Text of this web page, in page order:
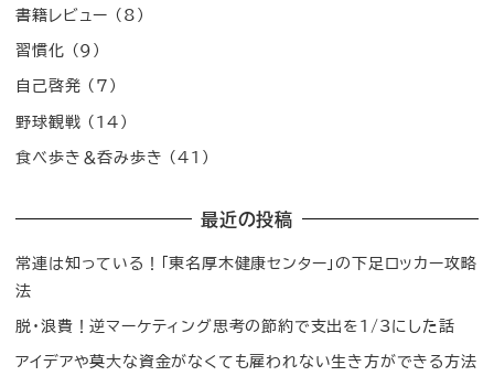
書籍レビュー (8)
習慣化 (9)
自己啓発 (7)
野球観戦 (14)
食べ歩き＆呑み歩き (41)
最近の投稿
常連は知っている！「東名厚木健康センター」の下足ロッカー攻略
法
脱・浪費！逆マーケティング思考の節約で支出を1/3にした話
アイデアや莫大な資金がなくても雇われない生き方ができる方法